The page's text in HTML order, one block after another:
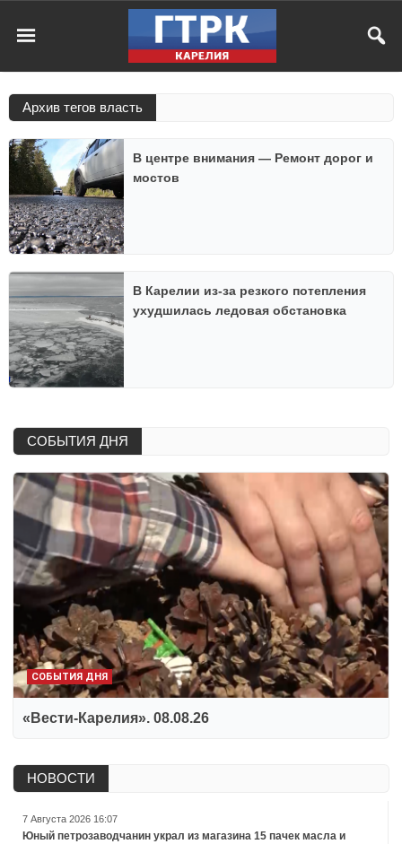
Архив тегов власть
В центре внимания — Ремонт дорог и
мостов
В Карелии из-за резкого потепления
ухудшилась ледовая обстановка
СОБЫТИЯ ДНЯ
СОБЫТИЯ ДНЯ
«Вести-Карелия». 08.08.26
НОВОСТИ
7 Августа 2026 16:07
Юный петрозаводчанин украл из магазина 15 пачек масла и